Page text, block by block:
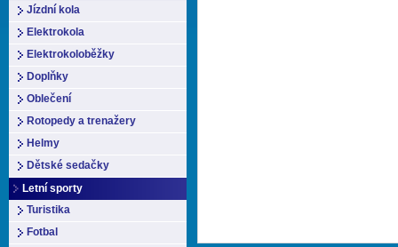
Jízdní kola
Elektrokola
Elektrokoloběžky
Doplňky
Oblečení
Rotopedy a trenažery
Helmy
Dětské sedačky
Letní sporty
Turistika
Fotbal